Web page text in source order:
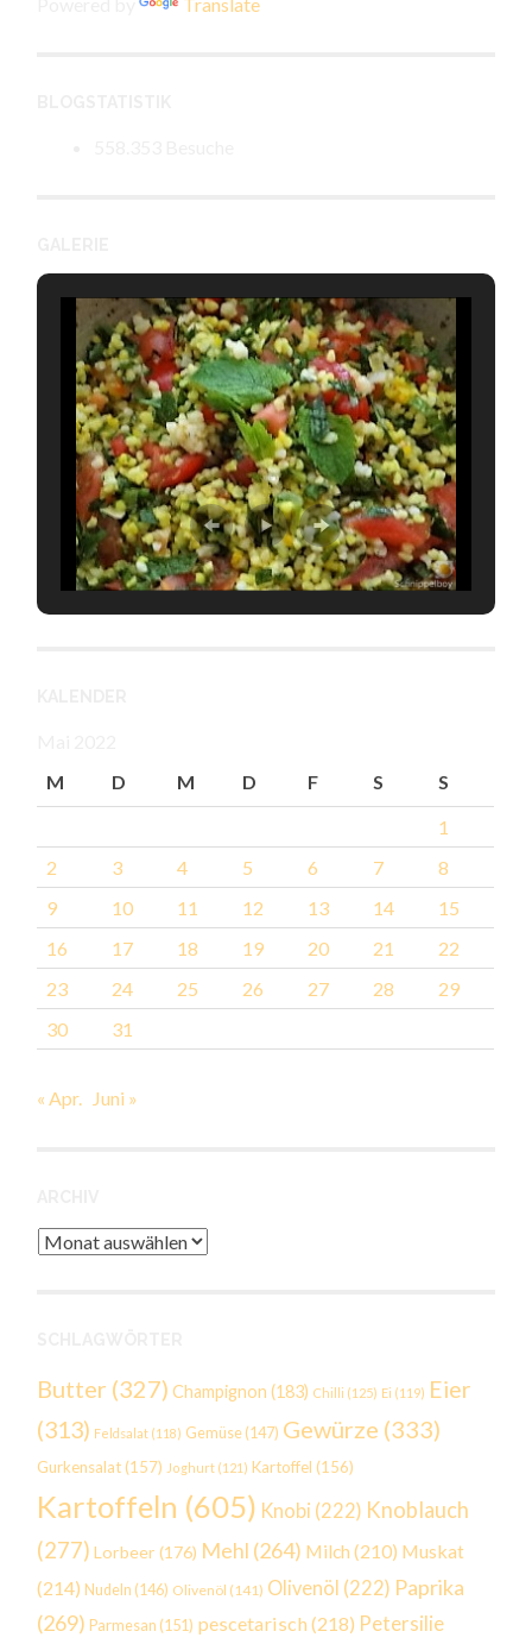
M
D M D F S
S
1
2
3 4 5 6 7
8
9
10 11 12 13 14
15
16
17 18 19 20 21
22
23
24 25 26 27 28
29
30
31
« Apr. Juni »
Archiv
Butter (327) Champignon (183) Chilli (125) Ei (119) Eier
(313) Feldsalat (118) Gemüse (147) Gewürze (333)
Gurkensalat (157) Joghurt (121) Kartoffel (156)
Kartoffeln (605) Knobi (222) Knoblauch
(277) Lorbeer (176) Mehl (264) Milch (210) Muskat
(214) Nudeln (146) Olivenöl (141) Olivenöl (222) Paprika
(269) Parmesan (151) pescetarisch (218) Petersilie